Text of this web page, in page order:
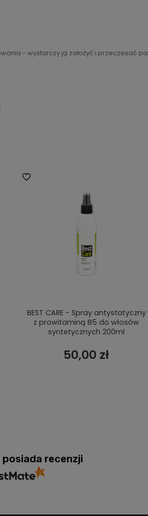
- wystarczy ją założyć i przeczesać
BEST CARE - Spray antystatyczny
z prowitaminą B5 do włosów
syntetycznych 200ml
50,00 zł
recenzji